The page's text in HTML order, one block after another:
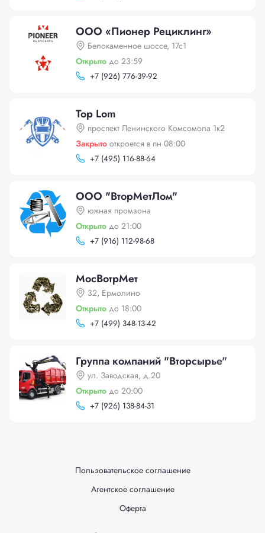
ООО «Пионер Рециклинг»
Белокаменное шоссе, 17с1
Открыто до 23:59
+7 (926) 776-39-92
Top Lom
проспект Ленинского Комсомола 1к2
Закрыто откроется в пн 08:00
+7 (495) 116-88-64
ООО "ВторМетЛом"
южная промзона
Открыто до 21:00
+7 (916) 112-98-68
МосВотрМет
32, Ермолино
Открыто до 18:00
+7 (499) 348-13-42
Группа компаний "Вторсырье"
ул. Заводская, д.20
Открыто до 20:00
+7 (926) 138-84-31
Пользовательское соглашение
Агентское соглашение
Оферта